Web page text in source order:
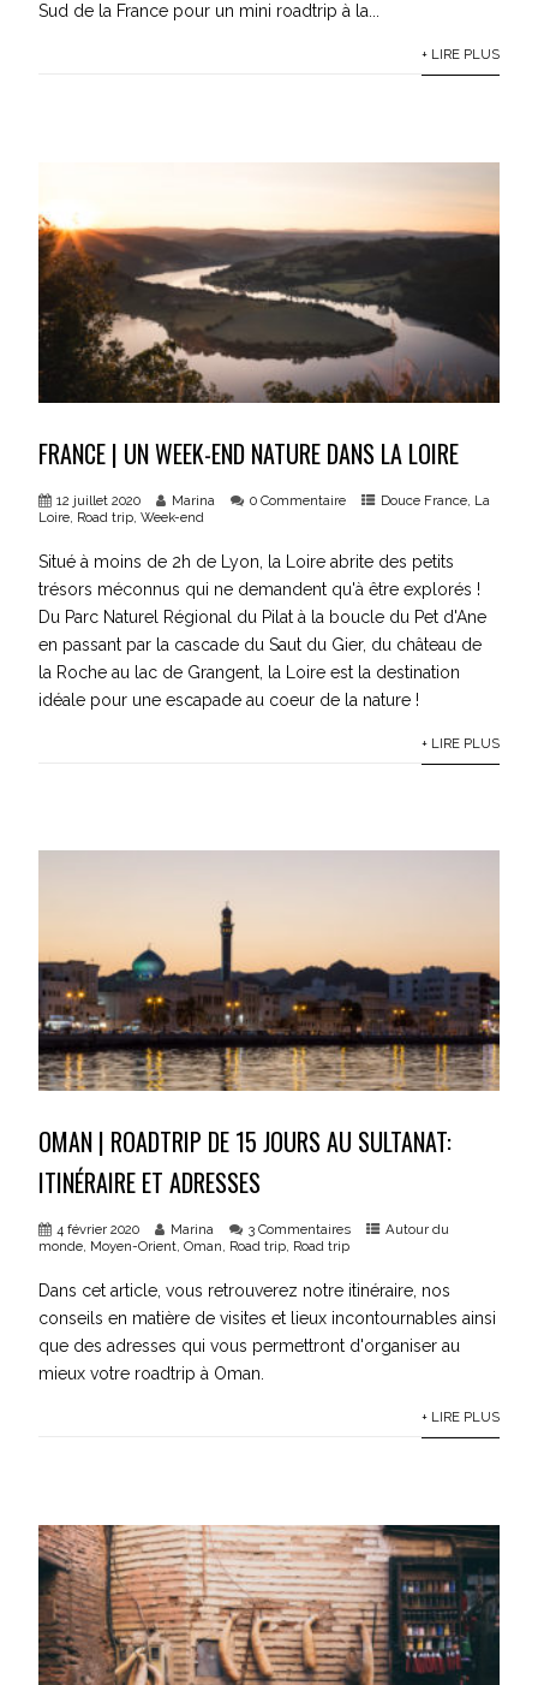
Sud de la France pour un mini roadtrip à la...
+ LIRE PLUS
FRANCE | UN WEEK-END NATURE DANS LA LOIRE
12 juillet 2020 Marina 0 Commentaire Douce France La
Loire Road trip ,Week-end
Situé à moins de 2h de Lyon, la Loire abrite des petits
trésors méconnus qui ne demandent qu'à être explorés !
Du Parc Naturel Régional du Pilat à la boucle du Pet d'Ane
en passant par la cascade du Saut du Gier, du château de
la Roche au lac de Grangent, la Loire est la destination
idéale pour une escapade au coeur de la nature !
+ LIRE PLUS
OMAN | ROADTRIP DE 15 JOURS AU SULTANAT:
ITINÉRAIRE ET ADRESSES
4 février 2020 Marina 3 Commentaires
Autour du
monde, Moyen-Orient,Oman, Road trip, Road trip
Dans cet article, vous retrouverez notre itinéraire, nos
conseils en matière de visites et lieux incontournables ainsi
que des adresses qui vous permettront d'organiser au
mieux votre roadtrip à Oman.
+ LIRE PLUS